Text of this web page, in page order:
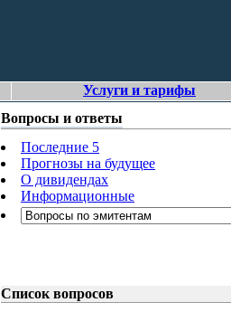
Услуги и тарифы
Вопросы и ответы
Последние 5
Прогнозы на будущее
О дивидендах
Информационные
Список вопросов